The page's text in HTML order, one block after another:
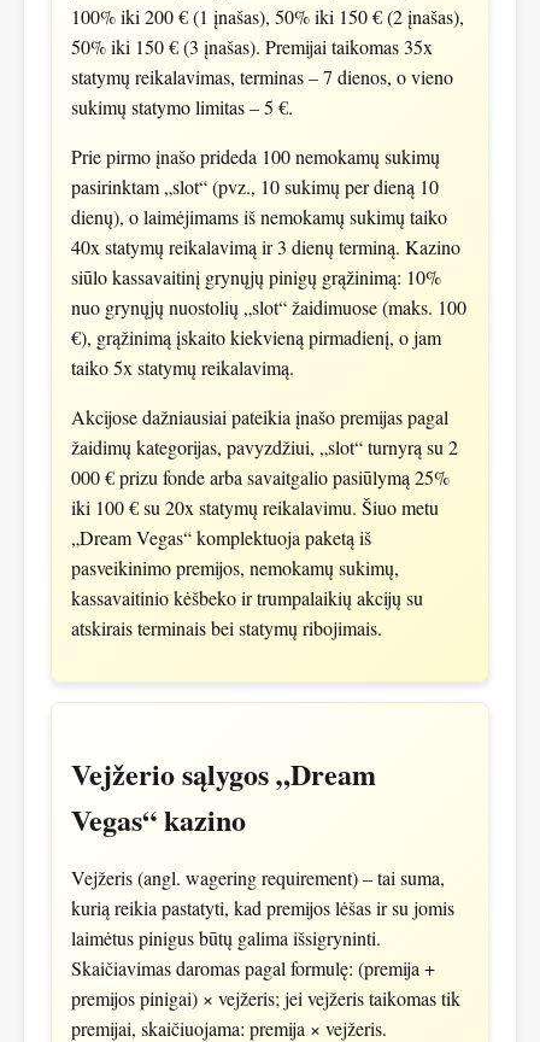
100% iki 200 € (1 įnašas), 50% iki 150 € (2 įnašas),
50% iki 150 € (3 įnašas). Premijai taikomas 35x
statymų reikalavimas, terminas – 7 dienos, o vieno
sukimų statymo limitas – 5 €.
Prie pirmo įnašo prideda 100 nemokamų sukimų
pasirinktam „slot“ (pvz., 10 sukimų per dieną 10
dienų), o laimėjimams iš nemokamų sukimų taiko
40x statymų reikalavimą ir 3 dienų terminą. Kazino
siūlo kassavaitinį grynųjų pinigų grąžinimą: 10%
nuo grynųjų nuostolių „slot“ žaidimuose (maks. 100
€), grąžinimą įskaito kiekvieną pirmadienį, o jam
taiko 5x statymų reikalavimą.
Akcijose dažniausiai pateikia įnašo premijas pagal
žaidimų kategorijas, pavyzdžiui, „slot“ turnyrą su 2
000 € prizu fonde arba savaitgalio pasiūlymą 25%
iki 100 € su 20x statymų reikalavimu. Šiuo metu
„Dream Vegas“ komplektuoja paketą iš
pasveikinimo premijos, nemokamų sukimų,
kassavaitinio kėšbeko ir trumpalaikių akcijų su
atskirais terminais bei statymų ribojimais.
Vejžerio sąlygos „Dream
Vegas“ kazino
Vejžeris (angl. wagering requirement) – tai suma,
kurią reikia pastatyti, kad premijos lėšas ir su jomis
laimėtus pinigus būtų galima išsigryninti.
Skaičiavimas daromas pagal formulę: (premija +
premijos pinigai) × vejžeris; jei vejžeris taikomas tik
premijai, skaičiuojama: premija × vejžeris.